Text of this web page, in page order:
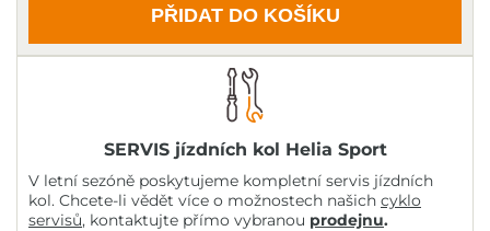
PŘIDAT DO KOŠÍKU
SERVIS jízdních kol Helia Sport
V letní sezóně poskytujeme kompletní servis jízdních
kol. Chcete-li vědět více o možnostech našich cyklo
servisů, kontaktujte přímo vybranou prodejnu.